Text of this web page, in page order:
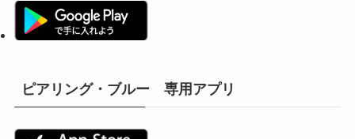
ピアリング・ブルー 専用アプリ